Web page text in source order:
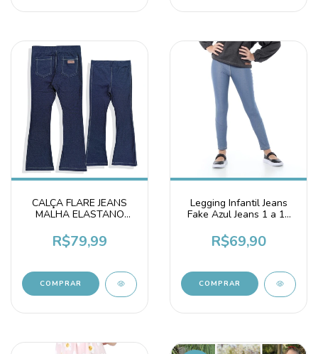
CALÇA FLARE JEANS
MALHA ELASTANO
JUVENIL
R$79,99
COMPRAR
Legging Infantil Jeans
Fake Azul Jeans 1 a 14
R$69,90
COMPRAR